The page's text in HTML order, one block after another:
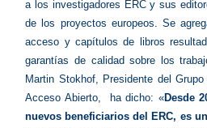
a los investigadores ERC y sus
de los proyectos europeos. Se
acceso y capítulos de libros
garantías de calidad sobre los
Martin Stokhof, Presidente del
Acceso Abierto, ha dicho: «Desde
nuevos beneficiarios del ERC, es